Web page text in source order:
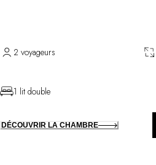
2 voyageurs
1 lit double
DÉCOUVRIR LA CHAMBRE